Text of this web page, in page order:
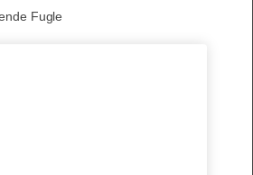
Fugle